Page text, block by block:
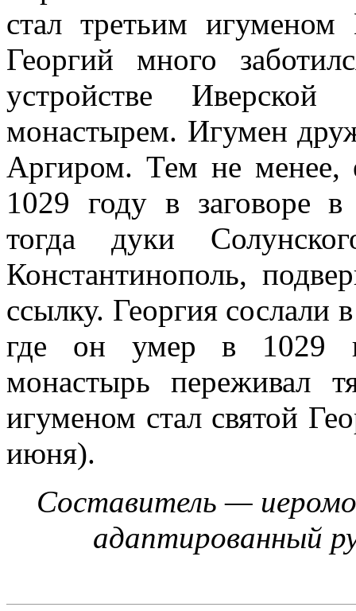
стал третьим игуменом
Георгий много
устройстве
монастырем. Игумен
Аргиром. Тем не менее,
1029 году в заговоре в
тогда дуки
Константинополь,
ссылку. Георгия
где он умер в 1029
монастырь переживал
игуменом стал святой
июня).
Составитель —
адаптированный